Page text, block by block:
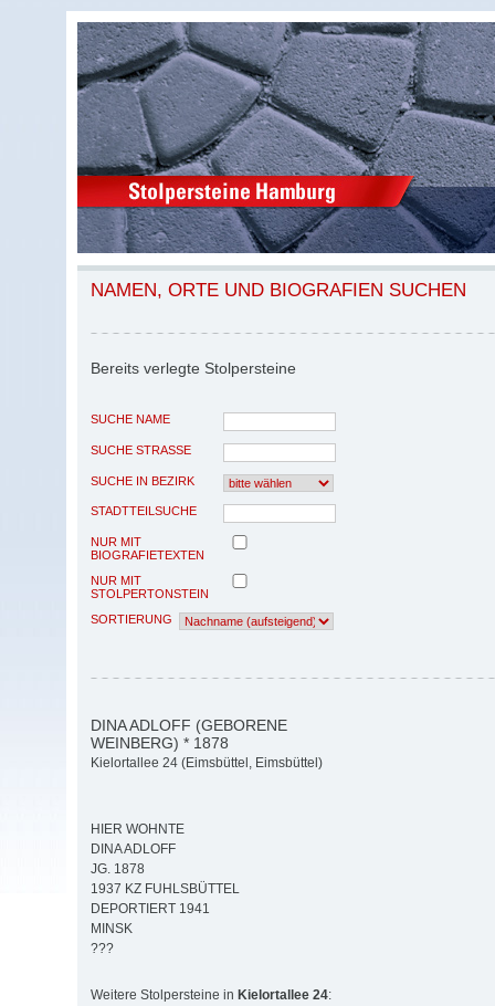
NAMEN, ORTE UND BIOGRAFIEN SUCHEN
Bereits verlegte Stolpersteine
SUCHE NAME
SUCHE STRASSE
SUCHE IN BEZIRK
STADTTEILSUCHE
NUR MIT
BIOGRAFIETEXTEN
NUR MIT
STOLPERTONSTEIN
SORTIERUNG
DINA ADLOFF (GEBORENE
WEINBERG) * 1878
Kielortallee 24 (Eimsbüttel, Eimsbüttel)
HIER WOHNTE
DINA ADLOFF
JG. 1878
1937 KZ FUHLSBÜTTEL
DEPORTIERT 1941
MINSK
???
Weitere Stolpersteine in Kielortallee 24: